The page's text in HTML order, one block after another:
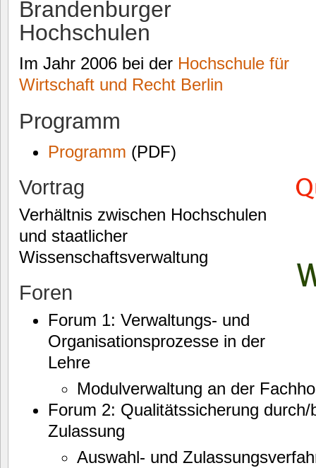
Brandenburger
Hochschulen
Im Jahr 2006 bei der Hochschule für
Wirtschaft und Recht Berlin
Programm
Programm (PDF)
Vortrag
Verhältnis zwischen Hochschulen
und staatlicher
Wissenschaftsverwaltung
Foren
Forum 1: Verwaltungs- und
Organisationsprozesse in der
Lehre
Modulverwaltung an der
Forum 2: Qualitätssicherung
Zulassung
Auswahl- und